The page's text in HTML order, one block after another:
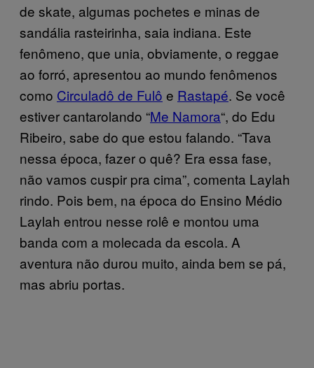
de skate, algumas pochetes e minas de
sandália rasteirinha, saia indiana. Este
fenômeno, que unia, obviamente, o reggae
ao forró, apresentou ao mundo fenômenos
como Circuladô de Fulô e Rastapé. Se você
estiver cantarolando “Me Namora“, do Edu
Ribeiro, sabe do que estou falando. “Tava
nessa época, fazer o quê? Era essa fase,
não vamos cuspir pra cima”, comenta Laylah
rindo. Pois bem, na época do Ensino Médio
Laylah entrou nesse rolê e montou uma
banda com a molecada da escola. A
aventura não durou muito, ainda bem se pá,
mas abriu portas.